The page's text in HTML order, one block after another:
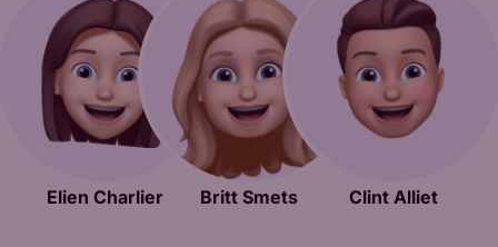
Clint Alliet
Britt Smets
Elien Charlier